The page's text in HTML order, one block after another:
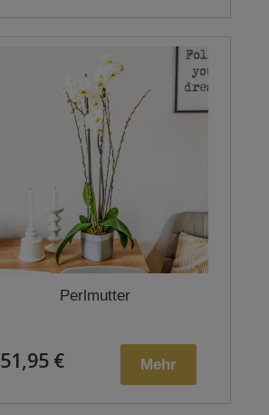
Perlmutter
51,95 € Mehr